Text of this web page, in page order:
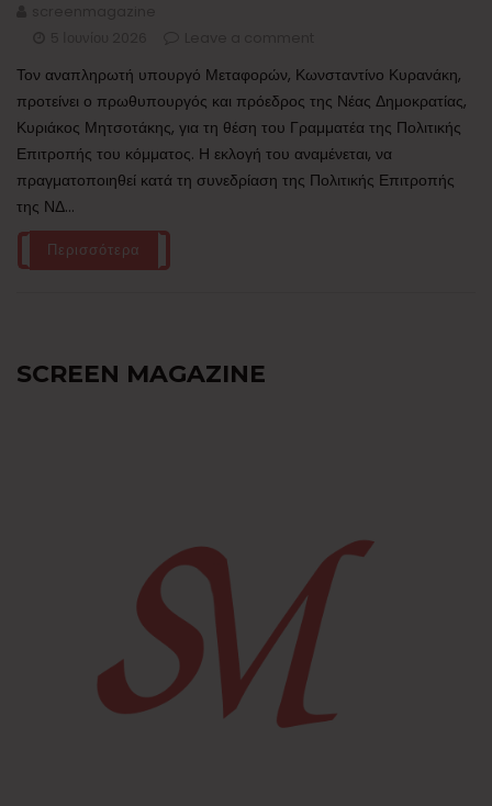
Τον αναπληρωτή υπουργό Μεταφορών, Κωνσταντίνο Κυρανάκη,
προτείνει ο πρωθυπουργός και πρόεδρος της Νέας Δημοκρατίας,
Κυριάκος Μητσοτάκης, για τη θέση του Γραμματέα της Πολιτικής
Επιτροπής του κόμματος. Η εκλογή του αναμένεται, να
πραγματοποιηθεί κατά τη συνεδρίαση της Πολιτικής Επιτροπής
της ΝΔ...
Περισσότερα
SCREEN MAGAZINE